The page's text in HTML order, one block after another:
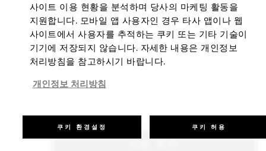
사이트 이용 현황을 분석하며 당사의 마케팅 활동을
지원합니다. 모바일 앱 사용자인 경우 타사 앱이나 웹
사이트에서 사용자를 추적하는 쿠키 또는 기타 기술이
기기에 저장되지 않습니다. 자세한 내용은 개인정보
처리방침을 참고하시기 바랍니다.
개인정보 처리방침
쿠키 환경설정 쿠키 허용